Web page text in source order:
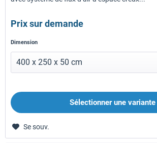
Prix sur demande
Dimension
Sélectionner une variante
Se souv.